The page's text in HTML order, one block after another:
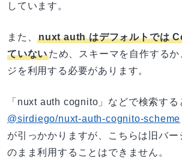
しています。
また、nuxt auth はデフォルトでは
ていないため、スキーマを自作する
ジを利用する必要があります。
「nuxt auth cognito」などで検索する
@sirdiego/nuxt-auth-cognito-scheme
が引っかかりますが、こちらは旧バー
のまま利用することはできません。